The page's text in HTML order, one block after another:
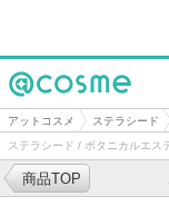
@cosme
アットコスメ ステラシード
ステラシード / ボタニカルエス
商品TOP